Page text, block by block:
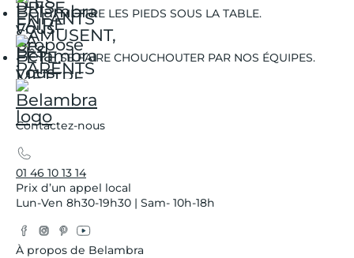
METTRE LES PIEDS SOUS LA TABLE.
SE FAIRE CHOUCHOUTER PAR NOS ÉQUIPES.
Contactez-nous
01 46 10 13 14
Prix d’un appel local
Lun-Ven 8h30-19h30 | Sam- 10h-18h
Facebook
Instagram
Pinterest
YouTube
À propos de Belambra